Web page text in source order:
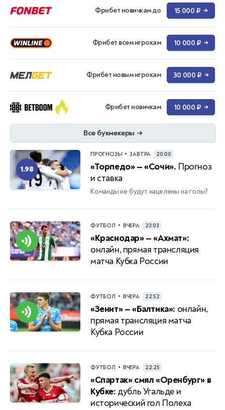
Фрибет новичкам до 15 000 ₽ →
Фрибет всем игрокам 10 000 ₽ →
Фрибет новым игрокам 30 000 ₽ →
Фрибет новичкам 10 000 ₽ →
Все букмекеры →
1.98
ПРОГНОЗЫ • ЗАВТРА 20:00
«Торпедо» — «Сочи». Прогноз
и ставка
Команды не будут нацелены на голы?
ФУТБОЛ • ВЧЕРА 23:03
«Краснодар» — «Ахмат»:
онлайн, прямая трансляция
матча Кубка России
ФУТБОЛ • ВЧЕРА 22:52
«Зенит» — «Балтика»: онлайн,
прямая трансляция матча
Кубка России
ФУТБОЛ • ВЧЕРА 22:25
«Спартак» смял «Оренбург» в
Кубке: дубль Угальде и
исторический гол Полеха